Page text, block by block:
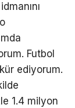
Futbol
ediyorum.
1.4 milyon